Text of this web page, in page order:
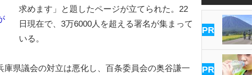
求めます」と題したページが立てられた。22
日現在で、3万6000人を超える署名が集まって
いる。
庫県議会の対立は悪化し、百条委員会の奥谷謙一
PR
PR